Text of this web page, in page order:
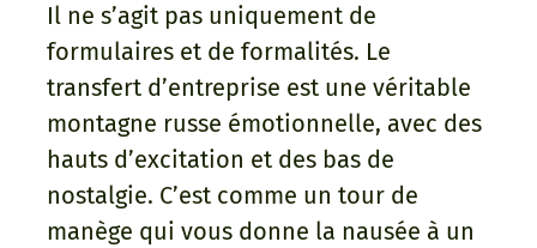
Il ne s’agit pas uniquement de
formulaires et de formalités. Le
transfert d’entreprise est une véritable
montagne russe émotionnelle, avec des
hauts d’excitation et des bas de
nostalgie. C’est comme un tour de
manège qui vous donne la nausée à un